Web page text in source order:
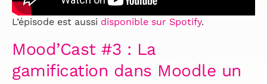
L’épisode est aussi disponible sur Spotify.
Mood’Cast #3 : La
gamification dans Moodle un